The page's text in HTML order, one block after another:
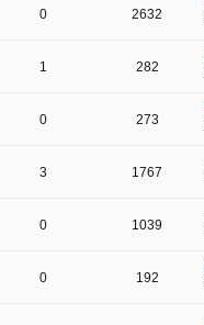
0 2632
1 282
0 273
3 1767
0 1039
0 192